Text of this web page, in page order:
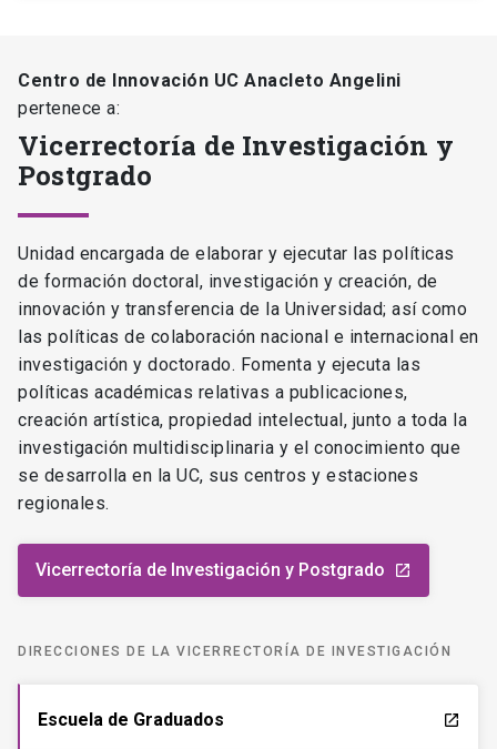
Centro de Innovación UC Anacleto Angelini
pertenece a:
Vicerrectoría de Investigación y
Postgrado
Unidad encargada de elaborar y ejecutar las políticas
de formación doctoral, investigación y creación, de
innovación y transferencia de la Universidad; así como
las políticas de colaboración nacional e internacional en
investigación y doctorado. Fomenta y ejecuta las
políticas académicas relativas a publicaciones,
creación artística, propiedad intelectual, junto a toda la
investigación multidisciplinaria y el conocimiento que
se desarrolla en la UC, sus centros y estaciones
regionales.
Vicerrectoría de Investigación y Postgrado launch
DIRECCIONES DE LA VICERRECTORÍA DE INVESTIGACIÓN
Escuela de Graduados launch